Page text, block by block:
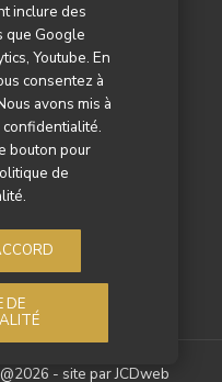
inclure des
que Google
Youtube. En
consentez à
avons mis à
bouton pour
de
DE
- site parJCDweb